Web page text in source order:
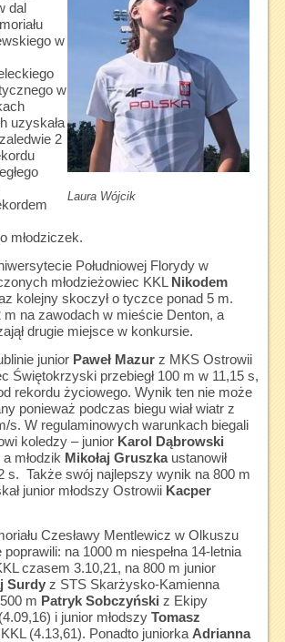
Laura Wójcik
dal
w
w
uzyskała
2
młodziczek.
Południowej Florydy w
młodzieżowiec KKL Nikodem
kolejny skoczył o tyczce ponad 5 m.
m na zawodach w mieście Denton, a
drugie miejsce w konkursie.
junior Paweł Mazurz MKS Ostrowii
Świętokrzyski przebiegł 100 m w 11,15 s,
rekordu życiowego. Wynik ten nie może
ponieważ podczas biegu wiał wiatr z
s. W regulaminowych warunkach biegali
koledzy – junior Karol Dąbrowski
młodzik Mikołaj Gruszkaustanowił
s. Także swój najlepszy wynik na 800 m
junior młodszy Ostrowii Kacper
Czesławy Mentlewicz w Olkuszu
na 1000 m niespełna 14-letnia
czasem 3.10,21, na 800 m junior
Surdyz STS Skarżysko-Kamienna
m Patryk Sobczyński z Ekipy
i junior młodszy Tomasz
(4.13,61). Ponadto juniorka Adrianna